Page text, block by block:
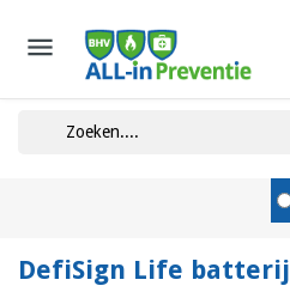

DefiSign Life batterij